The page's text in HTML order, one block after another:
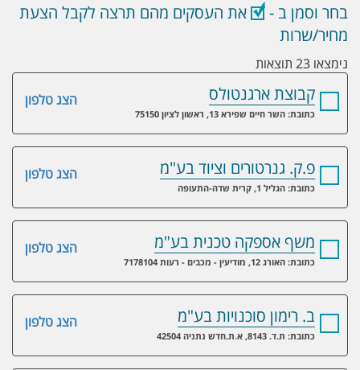
בחר וסמן ב -
את העסקים מהם תרצה לקבל הצעת
מחיר/שרות
נימצאו 23 תוצאות
הצג טלפון קבוצת ארגנטולס
כתובת: השר חיים שפירא 13, ראשון לציון 75150
הצג טלפון פ.ק. גנרטורים וציוד בע"מ
כתובת: הגליל 1, קרית שדה-התעופה
הצג טלפון משף אספקה טכנית בע"מ
כתובת: האורג 12, מודיעין - מכבים - רעות 7178104
הצג טלפון ב. רימון סוכנויות בע"מ
כתובת: ת.ד. 8143, א.ת.חדש נתניה 42504